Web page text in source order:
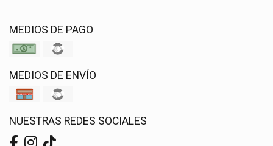
MEDIOS DE PAGO
MEDIOS DE ENVÍO
NUESTRAS REDES SOCIALES